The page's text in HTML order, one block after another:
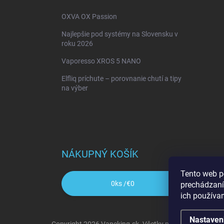
Tento web
ich
OXVA OX Passion
Najlepšie pod systémy na Slovensku v
roku 2026
Vaporesso XROS 5 NANO
Elfliq príchute – porovnanie chutí a tipy
na výber
NÁKUPNÝ KOŠÍK
0ks /€0